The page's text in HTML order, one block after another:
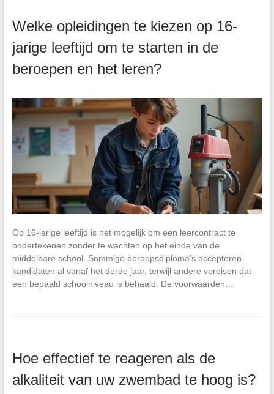
Welke opleidingen te kiezen op 16-
jarige leeftijd om te starten in de
beroepen en het leren?
Op 16-jarige leeftijd is het mogelijk om een leercontract te
ondertekenen zonder te wachten op het einde van de
middelbare school. Sommige beroepsdiploma’s accepteren
kandidaten al vanaf het derde jaar, terwijl andere vereisen dat
een bepaald schoolniveau is behaald. De voorwaarden…
Hoe effectief te reageren als de
alkaliteit van uw zwembad te hoog is?